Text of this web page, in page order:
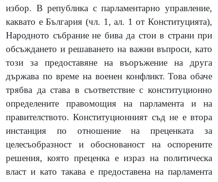
избор. В република с парламентарно управление,
каквато е България (чл. 1, ал. 1 от Конституцията),
Народното събрание не бива да стои в страни при
обсъждането и решаването на важни въпроси, като
този за предоставяне на въоръжение на друга
държава по време на военен конфликт. Това обаче
трябва да става в съответствие с конституционно
определените правомощия на парламента и на
правителството. Конституционният съд не е втора
инстанция по отношение на преценката за
целесъобразност и обоснованост на оспорените
решения, която преценка е израз на политическа
власт и като такава е предоставена на парламента